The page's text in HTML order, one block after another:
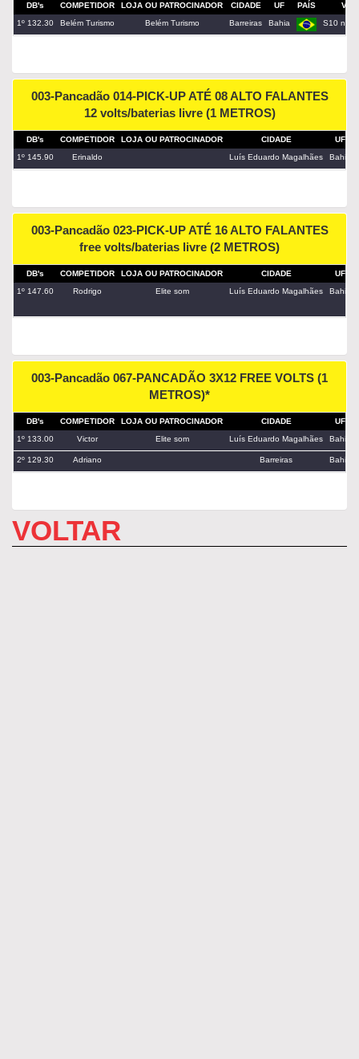
DB's COMPETIDOR LOJA OU PATROCINADOR CIDADE UF PAÍS
1º 132.30
Belém Turismo Belém Turismo Barreiras Bahia S10
003-Pancadão 014-PICK-UP ATÉ 08 ALTO FALANTES
12 volts/baterias livre (1 METROS)
DB's COMPETIDOR LOJA OU PATROCINADOR CIDADE UF
1º 145.90
Erinaldo Luís Eduardo Magalhães Bahia
003-Pancadão 023-PICK-UP ATÉ 16 ALTO FALANTES
free volts/baterias livre (2 METROS)
DB's COMPETIDOR LOJA OU PATROCINADOR CIDADE UF
1º 147.60
Rodrigo Elite som Luís Eduardo Magalhães Bahia
003-Pancadão 067-PANCADÃO 3X12 FREE VOLTS (1
METROS)*
DB's COMPETIDOR LOJA OU PATROCINADOR CIDADE UF
1º 133.00
Victor Elite som Luís Eduardo Magalhães Bahia
2º 129.30 Adriano Barreiras Bahia
VOLTAR